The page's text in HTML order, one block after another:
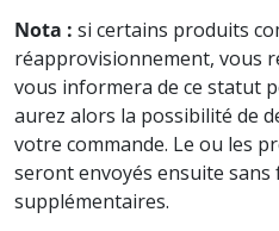
Nota : si certains produits
réapprovisionnement, vous
vous informera de ce statut
aurez alors la possibilité de
votre commande. Le ou les
seront envoyés ensuite
supplémentaires.